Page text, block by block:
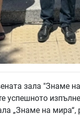
зала "Знаме
успешното
„Знаме на